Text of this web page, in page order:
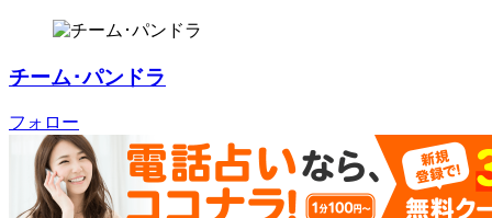
チーム･パンドラ
フォロー